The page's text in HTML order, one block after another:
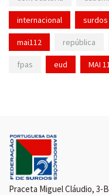
internacional surdos
mai112 república
fpas eud MAI
Praceta Miguel Cláudio, 3-B